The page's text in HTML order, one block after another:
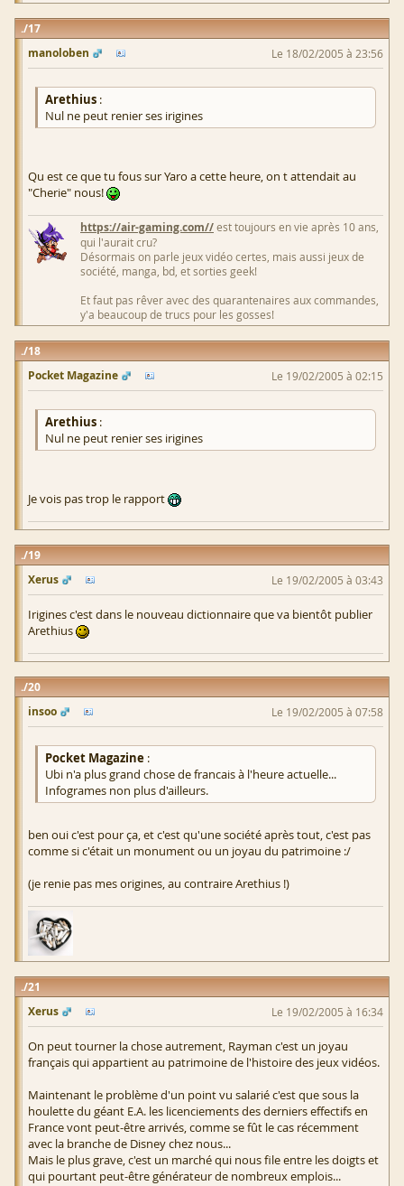
17
manoloben
Le 18/02/2005 à 23:56
Arethius :
Nul ne peut renier ses irigines
Qu est ce que tu fous sur Yaro a cette heure, on t attendait au
"Cherie" nous!
https://air-gaming.com//est toujours en vie après 10 ans,
qui l'aurait cru?
Désormais on parle jeux vidéo certes, mais aussi jeux de
société, manga, bd, et sorties geek!
Et faut pas rêver avec des quarantenaires aux commandes,
y'a beaucoup de trucs pour les gosses!
18
Pocket Magazine
Le 19/02/2005 à 02:15
Arethius :
Nul ne peut renier ses irigines
Je vois pas trop le rapport
19
Xerus
Le 19/02/2005 à 03:43
Irigines c'est dans le nouveau dictionnaire que va bientôt publier
Arethius
20
insoo
Le 19/02/2005 à 07:58
Pocket Magazine :
Ubi n'a plus grand chose de francais à l'heure actuelle...
Infogrames non plus d'ailleurs.
ben oui c'est pour ça, et c'est qu'une société après tout, c'est pas
comme si c'était un monument ou un joyau du patrimoine :/
(je renie pas mes origines, au contraire Arethius !)
21
Xerus
Le 19/02/2005 à 16:34
On peut tourner la chose autrement, Rayman c'est un joyau
français qui appartient au patrimoine de l'histoire des jeux vidéos.
Maintenant le problème d'un point vu salarié c'est que sous la
houlette du géant E.A. les licenciements des derniers effectifs en
France vont peut-être arrivés, comme se fût le cas récemment
avec la branche de Disney chez nous...
Mais le plus grave, c'est un marché qui nous file entre les doigts et
qui pourtant peut-être générateur de nombreux emplois...